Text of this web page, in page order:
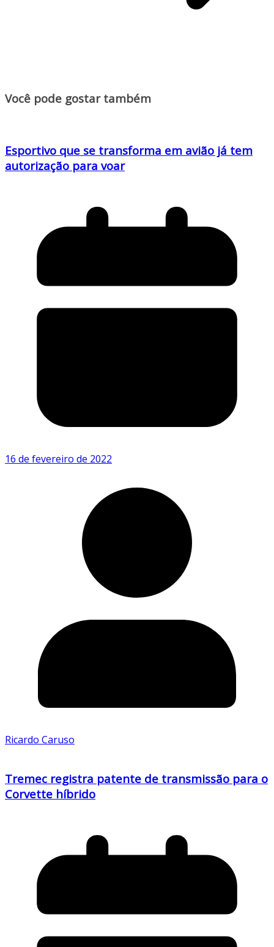
Você pode gostar também
Esportivo que se transforma em avião já tem
autorização para voar
16 de fevereiro de 2022
Ricardo Caruso
Tremec registra patente de transmissão para o
Corvette híbrido